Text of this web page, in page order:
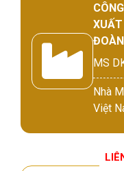
MS
Nhà
Việt